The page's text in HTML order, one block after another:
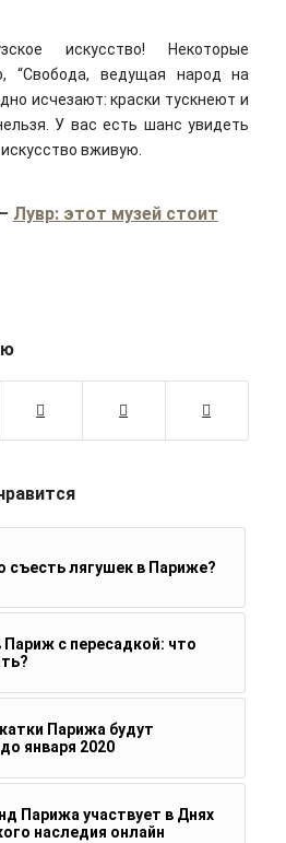
искусство! Некоторые
“Свобода, ведущая народ на
исчезают: краски тускнеют и
У вас есть шанс увидеть
вживую.
Лувр: этот музей стоит
съесть лягушек в Париже?
Париж с пересадкой: что
Парижа будут
января 2020
Парижа участвует в Днях
наследия онлайн